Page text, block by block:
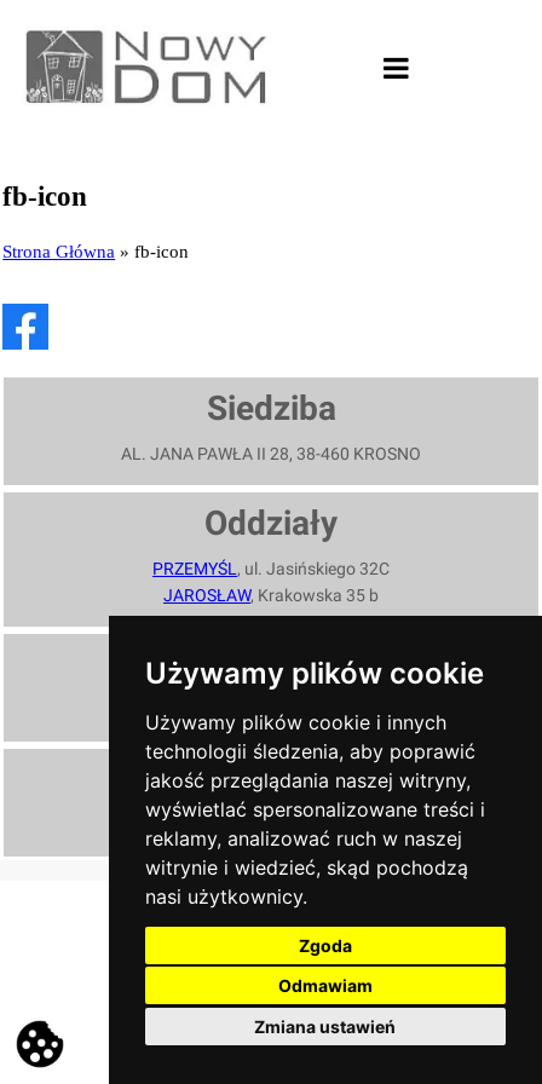
Używamy plików cookie
Używamy plików cookie i innych
technologii śledzenia, aby poprawić
jakość przeglądania naszej witryny,
wyświetlać spersonalizowane treści i
reklamy, analizować ruch w naszej
witrynie i wiedzieć, skąd pochodzą
nasi użytkownicy.
Zgoda
Odmawiam
Zmiana ustawień
fb-icon
Strona Główna » fb-icon
Siedziba
AL. JANA PAWŁA II 28, 38-460 KROSNO
Oddziały
PRZEMYŚL , ul. Jasińskiego 32C
JAROSŁAW, Krakowska 35 b
Zadzwoń
13 43 604 15
Napisz
ndkrosno@poczta.fm
secretcats.pl - tworzenie stron internetowych